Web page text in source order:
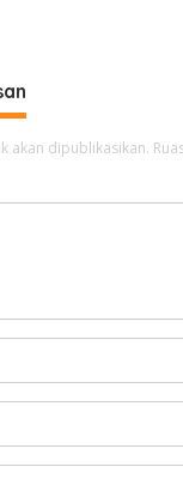
akan dipublikasikan.